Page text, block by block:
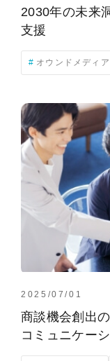
2030年の未来
支援
オウンドメディア
2025/07/01
商談機会創出
コミュニケー